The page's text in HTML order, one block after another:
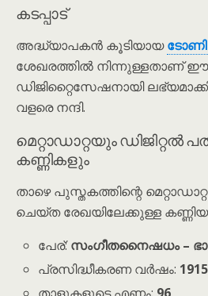
കടപ്പാട്
അദ്ധ്യാപകൻ കൂടിയായ
ശേഖരത്തിൽ നിന്നുള്ളതാണ്
ഡിജിറ്റൈസേഷനായി
വളരെ നന്ദി.
മെറ്റാഡാറ്റയും ഡിജിറ്റൽ
കണ്ണികളും
താഴെ പുസ്തകത്തിന്റെ
ചെയ്ത രേഖയിലേക്കുള്ള
പേര്:സംഗീതനൈഷധം –
പ്രസിദ്ധീകരണ വർഷം: 1915